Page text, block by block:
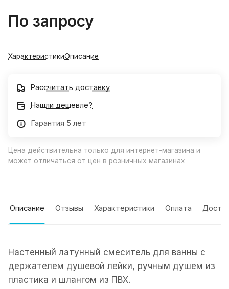
По запросу
ХарактеристикиОписание
Рассчитать доставку
Нашли дешевле?
Гарантия 5 лет
Цена действительна только для интернет-магазина и
может отличаться от цен в розничных магазинах
Описание Отзывы Характеристики Оплата
Настенный латунный смеситель для ванны с
держателем душевой лейки, ручным душем из
пластика и шлангом из ПВХ.